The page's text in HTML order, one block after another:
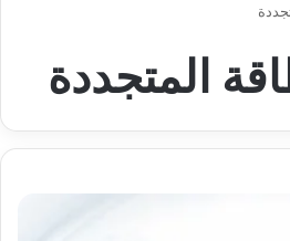
المتجددة